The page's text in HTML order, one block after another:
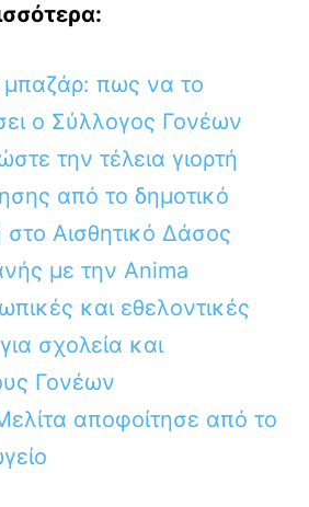
μπαζάρ: πως να το
ο Σύλλογος Γονέων
την τέλεια γιορτή
από το δημοτικό
στo Αισθητικό Δάσος
με την Anima
και εθελοντικές
σχολεία και
Γονέων
αποφοίτησε από το